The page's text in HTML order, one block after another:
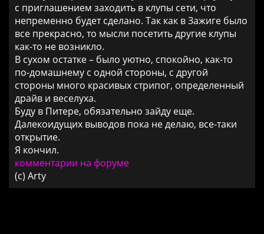
с приглашением заходить в клупы сети, что
непременно будет сделано. Так как в Зажиге было
все прекрасно, то мысли посетить другие клупы
как-то не возникло.
В сухом остатке – было уютно, спокойно, как-то
по-домашнему с одной стороны, с другой
стороны много красивых стрипог, определенный
драйв и веселуха.
Буду в Питере, обязательно зайду еще.
Далекоидущих выводов пока не делаю, все-таки
открытие.
Я кончил.
комментарии на форуме
(c) Arty